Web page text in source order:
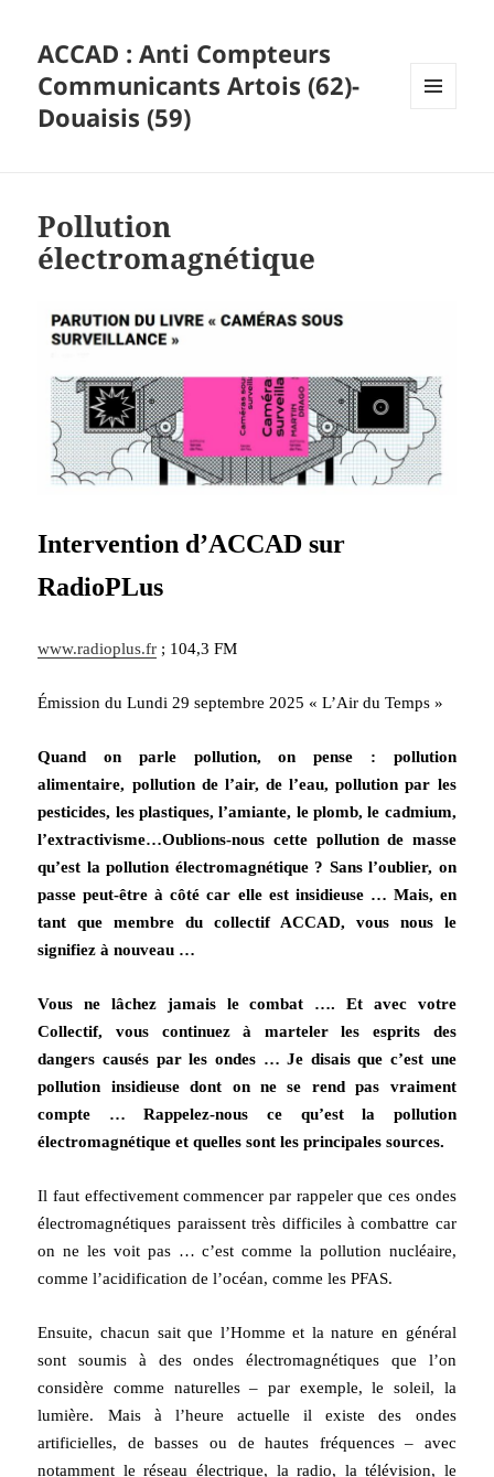
ACCAD : Anti Compteurs
Communicants Artois (62)-
Douaisis (59)
Pollution
électromagnétique
Intervention d’ACCAD sur
RadioPLus
www.radioplus.fr ; 104,3 FM
Émission du Lundi 29 septembre 2025 « L’Air du Temps »
Quand on parle pollution, on pense : pollution
alimentaire, pollution de l’air, de l’eau, pollution par les
pesticides, les plastiques, l’amiante, le plomb, le cadmium,
l’extractivisme…Oublions-nous cette pollution de masse
qu’est la pollution électromagnétique ? Sans l’oublier, on
passe peut-être à côté car elle est insidieuse … Mais, en
tant que membre du collectif ACCAD, vous nous le
signifiez à nouveau …
Vous ne lâchez jamais le combat
…. Et avec votre
Collectif, vous continuez à marteler les esprits des
dangers causés par les ondes … Je disais que c’est une
pollution insidieuse dont on ne se rend pas vraiment
compte … Rappelez-nous ce qu’est la pollution
électromagnétique et quelles sont les principales sources.
Il faut effectivement commencer par rappeler que ces ondes
électromagnétiques paraissent très difficiles à combattre car
on ne les voit pas … c’est comme la pollution nucléaire,
comme l’acidification de l’océan, comme les PFAS.
Ensuite, chacun sait que l’Homme et la nature en général
sont soumis à des ondes électromagnétiques que l’on
considère comme naturelles – par exemple, le soleil, la
lumière. Mais à l’heure actuelle il existe des ondes
artificielles, de basses ou de hautes fréquences – avec
notamment le réseau électrique, la radio, la télévision, le